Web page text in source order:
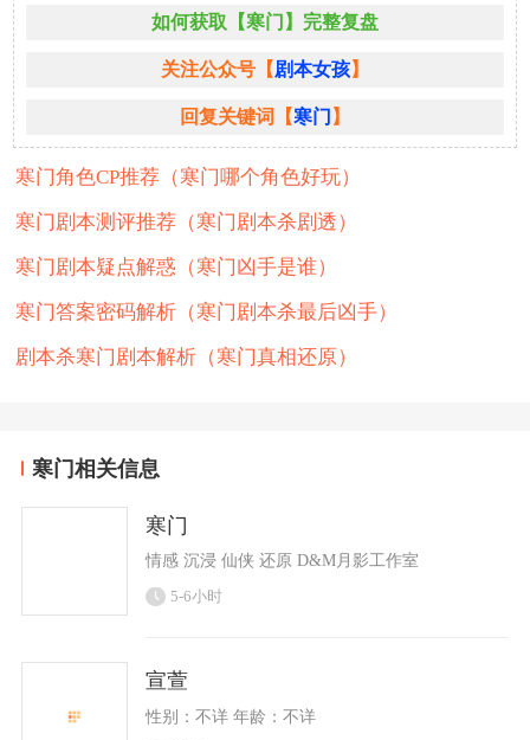
如何获取【寒门】完整复盘
关注公众号【剧本女孩】
回复关键词【寒门 】
寒门角色CP推荐（寒门哪个角色好玩）
寒门剧本测评推荐（寒门剧本杀剧透）
寒门剧本疑点解惑（寒门凶手是谁）
寒门答案密码解析（寒门剧本杀最后凶手）
剧本杀寒门剧本解析（寒门真相还原）
寒门相关信息
寒门
情感 沉浸 仙侠 还原 D&M月影工作室
5-6小时
宣萱
性别：不详 年龄：不详